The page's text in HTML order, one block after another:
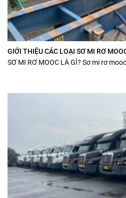
GIỚI THIỆU CÁC LOẠI SƠ MI RƠ
SƠ MI RƠ MOOC LÀ GÌ? Sơ mi rơ